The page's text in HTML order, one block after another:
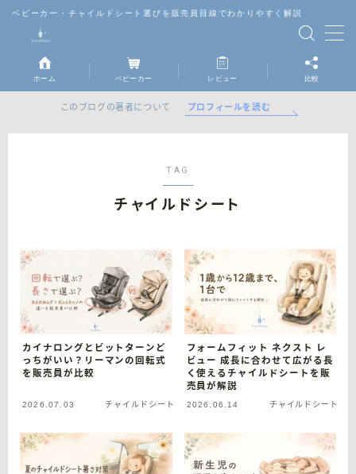
ベビーカー・チャイルドシート選びを販売員目線でわかりやすく解説
MENU
ベビーカー
比較
ホーム ベビーカー レビュー 比較
このブログの著者について プロフィールを読む
TAG
チャイルドシート
カイナロングとビットターンど
っちがいい？リーマンの回転式
を販売員が比較
2026.07.03 チャイルドシート
フォームフィット ネクスト レ
ビュー 成長に合わせて広がる長
く使えるチャイルドシートを販
売員が解説
2026.06.14 チャイルドシート